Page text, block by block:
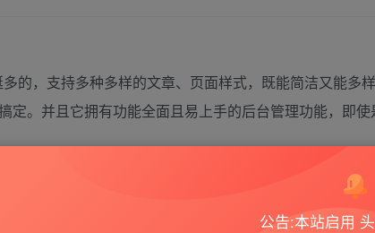
的，支持多种多样的文章、页面样式，既能简洁又能多
定。并且它拥有功能全面且易上手的后台管理功能，即
公告:本站启用